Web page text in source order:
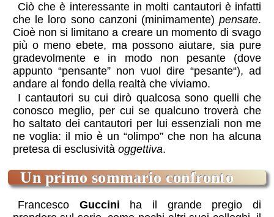
Ciò che è interessante in molti cantautori è infatti
che le loro sono canzoni (minimamente)pensate.
Cioè non si limitano a creare un momento di svago
più o meno ebete, ma possono aiutare, sia pure
gradevolmente e in modo non pesante (dove
appunto “pensante” non vuol dire “pesante“), ad
andare al fondo della realtà che viviamo.
I cantautori su cui dirò qualcosa sono quelli che
conosco meglio, per cui se qualcuno troverà che
ho saltato dei cantautori per lui essenziali non me
ne voglia: il mio è un “olimpo” che non ha alcuna
pretesa di esclusività oggettiva.
Un primo sommario confronto
Francesco Guccini ha il grande pregio di